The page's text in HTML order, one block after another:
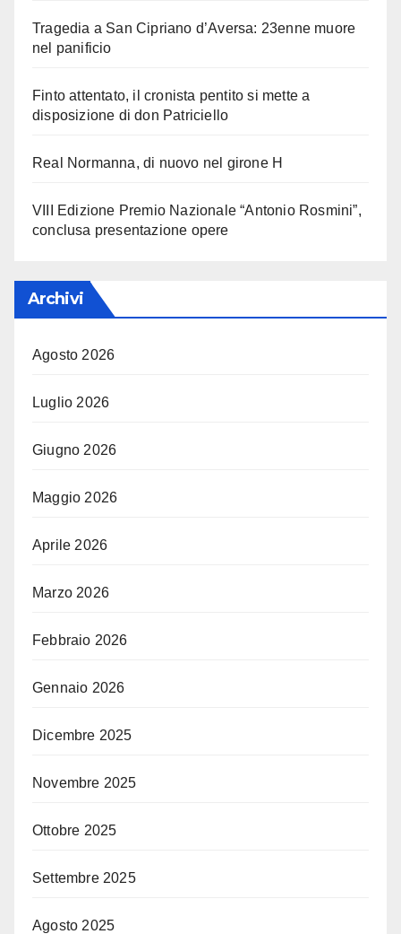
Tragedia a San Cipriano d’Aversa: 23enne muore
nel panificio
Finto attentato, il cronista pentito si mette a
disposizione di don Patriciello
Real Normanna, di nuovo nel girone H
VIII Edizione Premio Nazionale “Antonio Rosmini”,
conclusa presentazione opere
Archivi
Agosto 2026
Luglio 2026
Giugno 2026
Maggio 2026
Aprile 2026
Marzo 2026
Febbraio 2026
Gennaio 2026
Dicembre 2025
Novembre 2025
Ottobre 2025
Settembre 2025
Agosto 2025